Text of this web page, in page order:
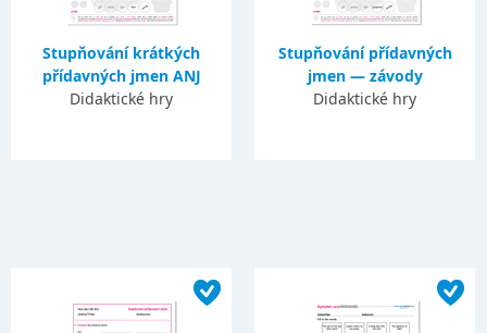
Stupňování krátkých
přídavných jmen ANJ
Didaktické hry
Stupňování přídavných
jmen — závody
Didaktické hry